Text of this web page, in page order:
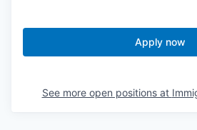
Apply now
See more open positions at